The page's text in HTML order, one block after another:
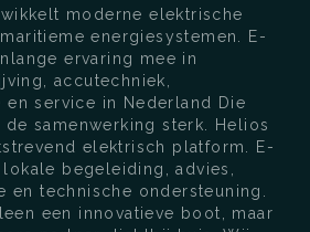
moderne elektrische
energiesystemen. E-
ervaring mee in
accutechniek,
en service in Nederland Die
de samenwerking sterk. Helios
elektrisch platform. E-
begeleiding, advies,
en technische ondersteuning.
een innovatieve boot, maar